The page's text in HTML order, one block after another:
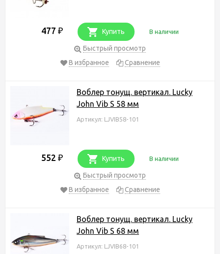
477 ₽ Купить В наличии
Быстрый просмотр
В избранное
Сравнение
Воблер тонущ. вертикал. Lucky
John Vib S 58 мм
Артикул: LJVIB58-101
552 ₽ Купить В наличии
Быстрый просмотр
В избранное
Сравнение
Воблер тонущ. вертикал. Lucky
John Vib S 68 мм
Артикул: LJVIB68-101